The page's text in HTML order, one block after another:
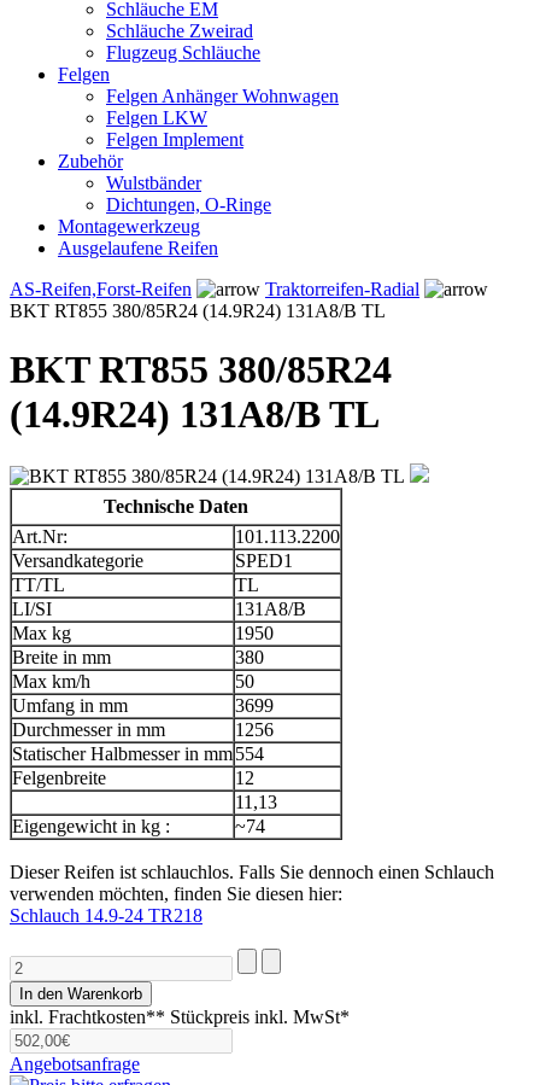
Schläuche EM
Schläuche Zweirad
Flugzeug Schläuche
Felgen
Felgen Anhänger Wohnwagen
Felgen LKW
Felgen Implement
Zubehör
Wulstbänder
Dichtungen, O-Ringe
Montagewerkzeug
Ausgelaufene Reifen
AS-Reifen,Forst-Reifen
Traktorreifen-Radial
BKT RT855 380/85R24 (14.9R24) 131A8/B TL
BKT RT855 380/85R24
(14.9R24) 131A8/B TL
Technische Daten
Art.Nr:
101.113.2200
Versandkategorie
SPED1
TT/TL
TL
LI/SI
131A8/B
Max kg
1950
Breite in mm
380
Max km/h
50
Umfang in mm
3699
Durchmesser in mm
1256
Statischer Halbmesser in mm554
Felgenbreite
12
11,13
Eigengewicht in kg :
~74
Dieser Reifen ist schlauchlos. Falls Sie dennoch einen Schlauch
verwenden möchten, finden Sie diesen hier:
Schlauch 14.9-24 TR218
inkl. Frachtkosten** Stückpreis inkl. MwSt*
Angebotsanfrage